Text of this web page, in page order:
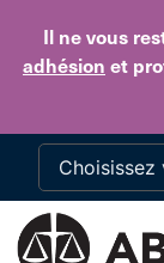
Il ne vous
adhésion et